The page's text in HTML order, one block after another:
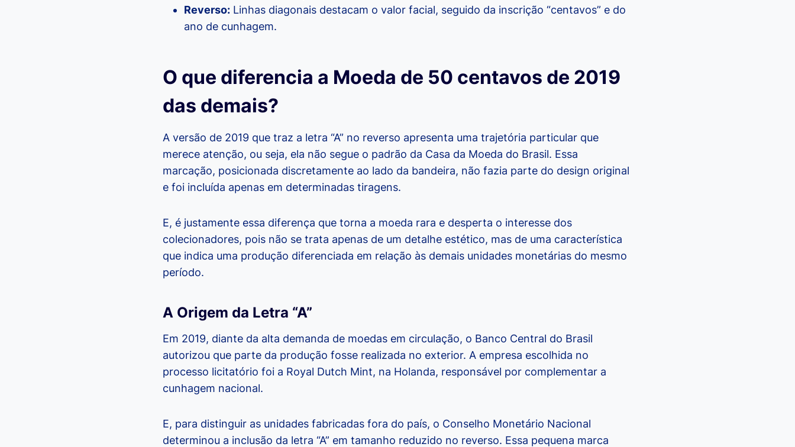
Reverso: Linhas diagonais destacam o valor facial, seguido da inscrição “centavos” e do
ano de cunhagem.
O que diferencia a Moeda de 50 centavos de 2019
das demais?
A versão de 2019 que traz a letra “A” no reverso apresenta uma trajetória particular que
merece atenção, ou seja, ela não segue o padrão da Casa da Moeda do Brasil. Essa
marcação, posicionada discretamente ao lado da bandeira, não fazia parte do design original
e foi incluída apenas em determinadas tiragens.
E, é justamente essa diferença que torna a moeda rara e desperta o interesse dos
colecionadores, pois não se trata apenas de um detalhe estético, mas de uma característica
que indica uma produção diferenciada em relação às demais unidades monetárias do mesmo
período.
A Origem da Letra “A”
Em 2019, diante da alta demanda de moedas em circulação, o Banco Central do Brasil
autorizou que parte da produção fosse realizada no exterior. A empresa escolhida no
processo licitatório foi a Royal Dutch Mint, na Holanda, responsável por complementar a
cunhagem nacional.
E, para distinguir as unidades fabricadas fora do país, o Conselho Monetário Nacional
determinou a inclusão da letra “A” em tamanho reduzido no reverso. Essa pequena marca